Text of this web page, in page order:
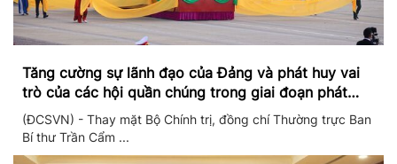
Tăng cường sự lãnh đạo của Đảng và phát huy vai
trò của các hội quần chúng trong giai đoạn phát
triển mới
(ĐCSVN) - Thay mặt Bộ Chính trị, đồng chí Thường trực Ban
Bí thư Trần Cẩm ...